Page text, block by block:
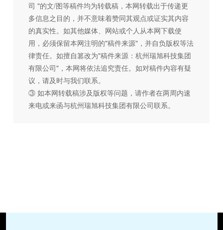
司 "的文/图等稿件均为转载稿，本网转载出于传递更
多信息之目的，并不意味着赞同其观点或证实其内容
的真实性。如其他媒体、网站或个人从本网下载使
用，必须保留本网注明的"稿件来源"，并自负版权等法
律责任。如擅自篡改为"稿件来源：杭州瑞旭科技集团
有限公司"，本网将依法追究责任。如对稿件内容有疑
议，请及时与我们联系。
③ 如本网转载稿涉及版权等问题，请作者在两周内速
来电或来函与杭州瑞旭科技集团有限公司联系。